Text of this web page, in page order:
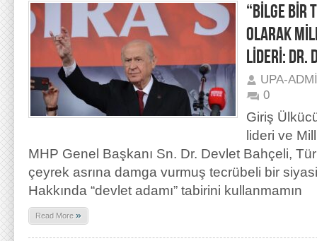
“BİLGE BİR
OLARAK
LİDERİ: DR.
UPA-
0
Giriş
lideri ve
MHP Genel Başkanı Sn. Dr. Devlet Bahçeli,
çeyrek asrına damga vurmuş tecrübeli bir
Hakkında “devlet adamı” tabirini kullanmamın
Read More »